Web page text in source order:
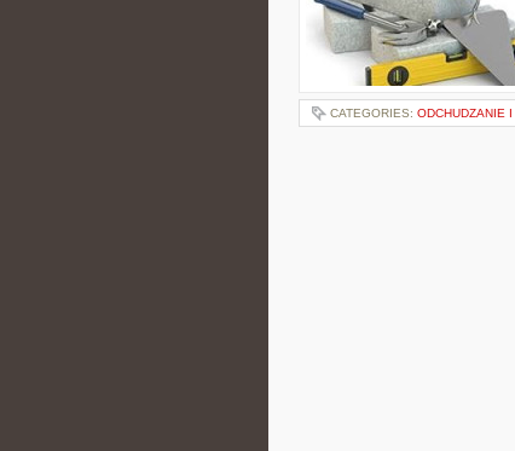
CATEGORIES: ODCHUDZANIE